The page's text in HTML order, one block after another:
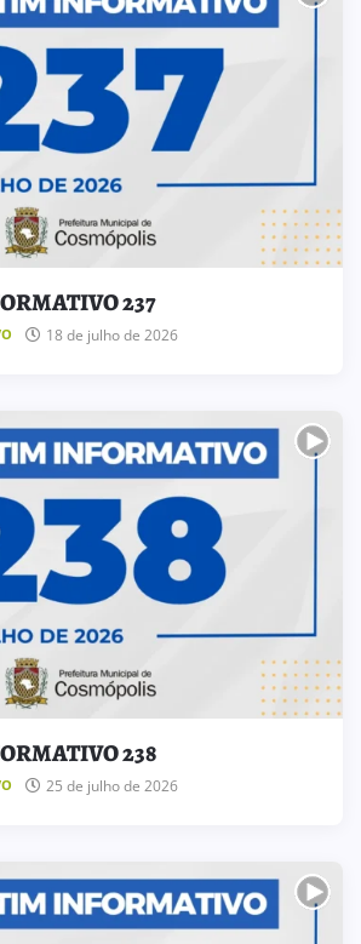
237
18 de julho de 2026
238
25 de julho de 2026